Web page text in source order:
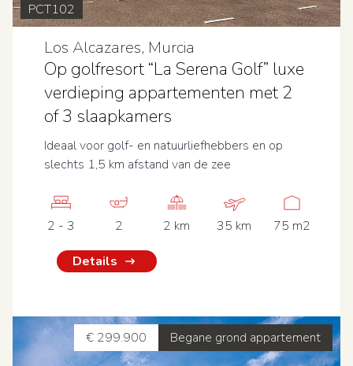
PCT102
Los Alcazares, Murcia
Op golfresort “La Serena Golf” luxe
verdieping appartementen met 2
of 3 slaapkamers
Ideaal voor golf- en natuurliefhebbers en op
slechts 1,5 km afstand van de zee
2 - 3 2 2 km 35 km 75 m2
Details
Begane grond appartement
€ 299.900